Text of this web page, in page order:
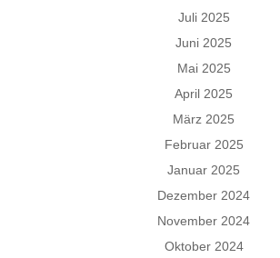
Juli 2025
Juni 2025
Mai 2025
April 2025
März 2025
Februar 2025
Januar 2025
Dezember 2024
November 2024
Oktober 2024